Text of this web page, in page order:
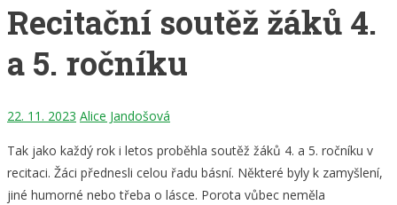
Recitační soutěž žáků 4.
a 5. ročníku
22. 11. 2023 Alice Jandošová
Tak jako každý rok i letos proběhla soutěž žáků 4. a 5. ročníku v
recitaci. Žáci přednesli celou řadu básní. Některé byly k zamyšlení,
jiné humorné nebo třeba o lásce. Porota vůbec neměla